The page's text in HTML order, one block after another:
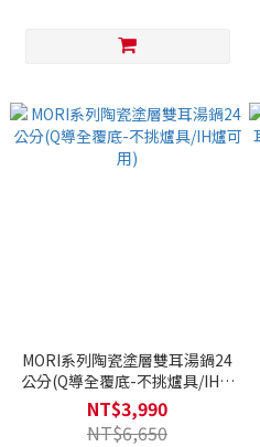
MORI系列陶瓷塗層雙耳湯鍋24
公分(Q導全覆底-不挑爐具/IH爐
可用)
NT$3,990
NT$6,650